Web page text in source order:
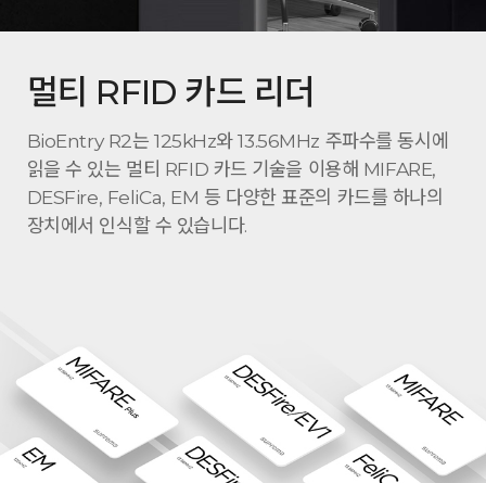
멀티 RFID 카드 리더
BioEntry R2는 125kHz와 13.56MHz 주파수를 동시에
읽을 수 있는 멀티 RFID 카드 기술을 이용해 MIFARE,
DESFire, FeliCa, EM 등 다양한 표준의 카드를 하나의
장치에서 인식할 수 있습니다.